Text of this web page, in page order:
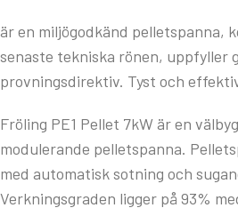
är en miljögodkänd pelletspanna,
senaste tekniska rönen, uppfyller
provningsdirektiv. Tyst och
Fröling PE1 Pellet 7kW är en
modulerande pelletspanna.
med automatisk sotning och
Verkningsgraden ligger på 93%